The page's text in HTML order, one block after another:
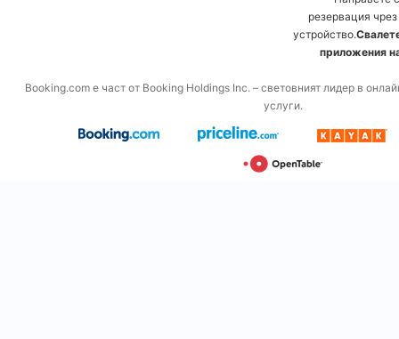
резервация
устройство.
приложения
Booking.com е част от Booking Holdings Inc. – световният лидер в
услуги.